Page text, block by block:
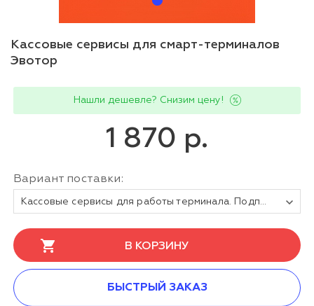
Кассовые сервисы для смарт-терминалов
Эвотор
Нашли дешевле? Снизим цену!
1 870 р.
Вариант поставки:
Кассовые сервисы для работы терминала. Подписка на 1 год
В КОРЗИНУ
БЫСТРЫЙ ЗАКАЗ